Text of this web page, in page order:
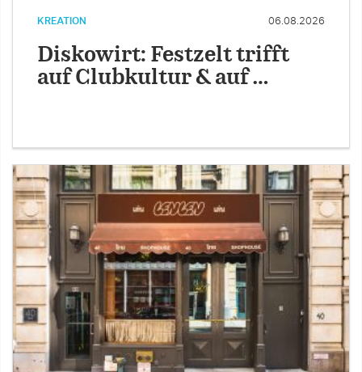
KREATION 06.08.2026
Diskowirt: Festzelt trifft
auf Clubkultur & auf …